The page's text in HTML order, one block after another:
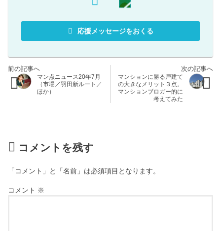
応援メッセージをおくる
マン点ニュース20年7月
（市場／羽田新ルート／
ほか）
マンションに勝る戸建て
の大きなメリット３点。
マンションブロガー的に
考えてみた
コメントを残す
「コメント」と「名前」は必須項目となります。
コメント ※